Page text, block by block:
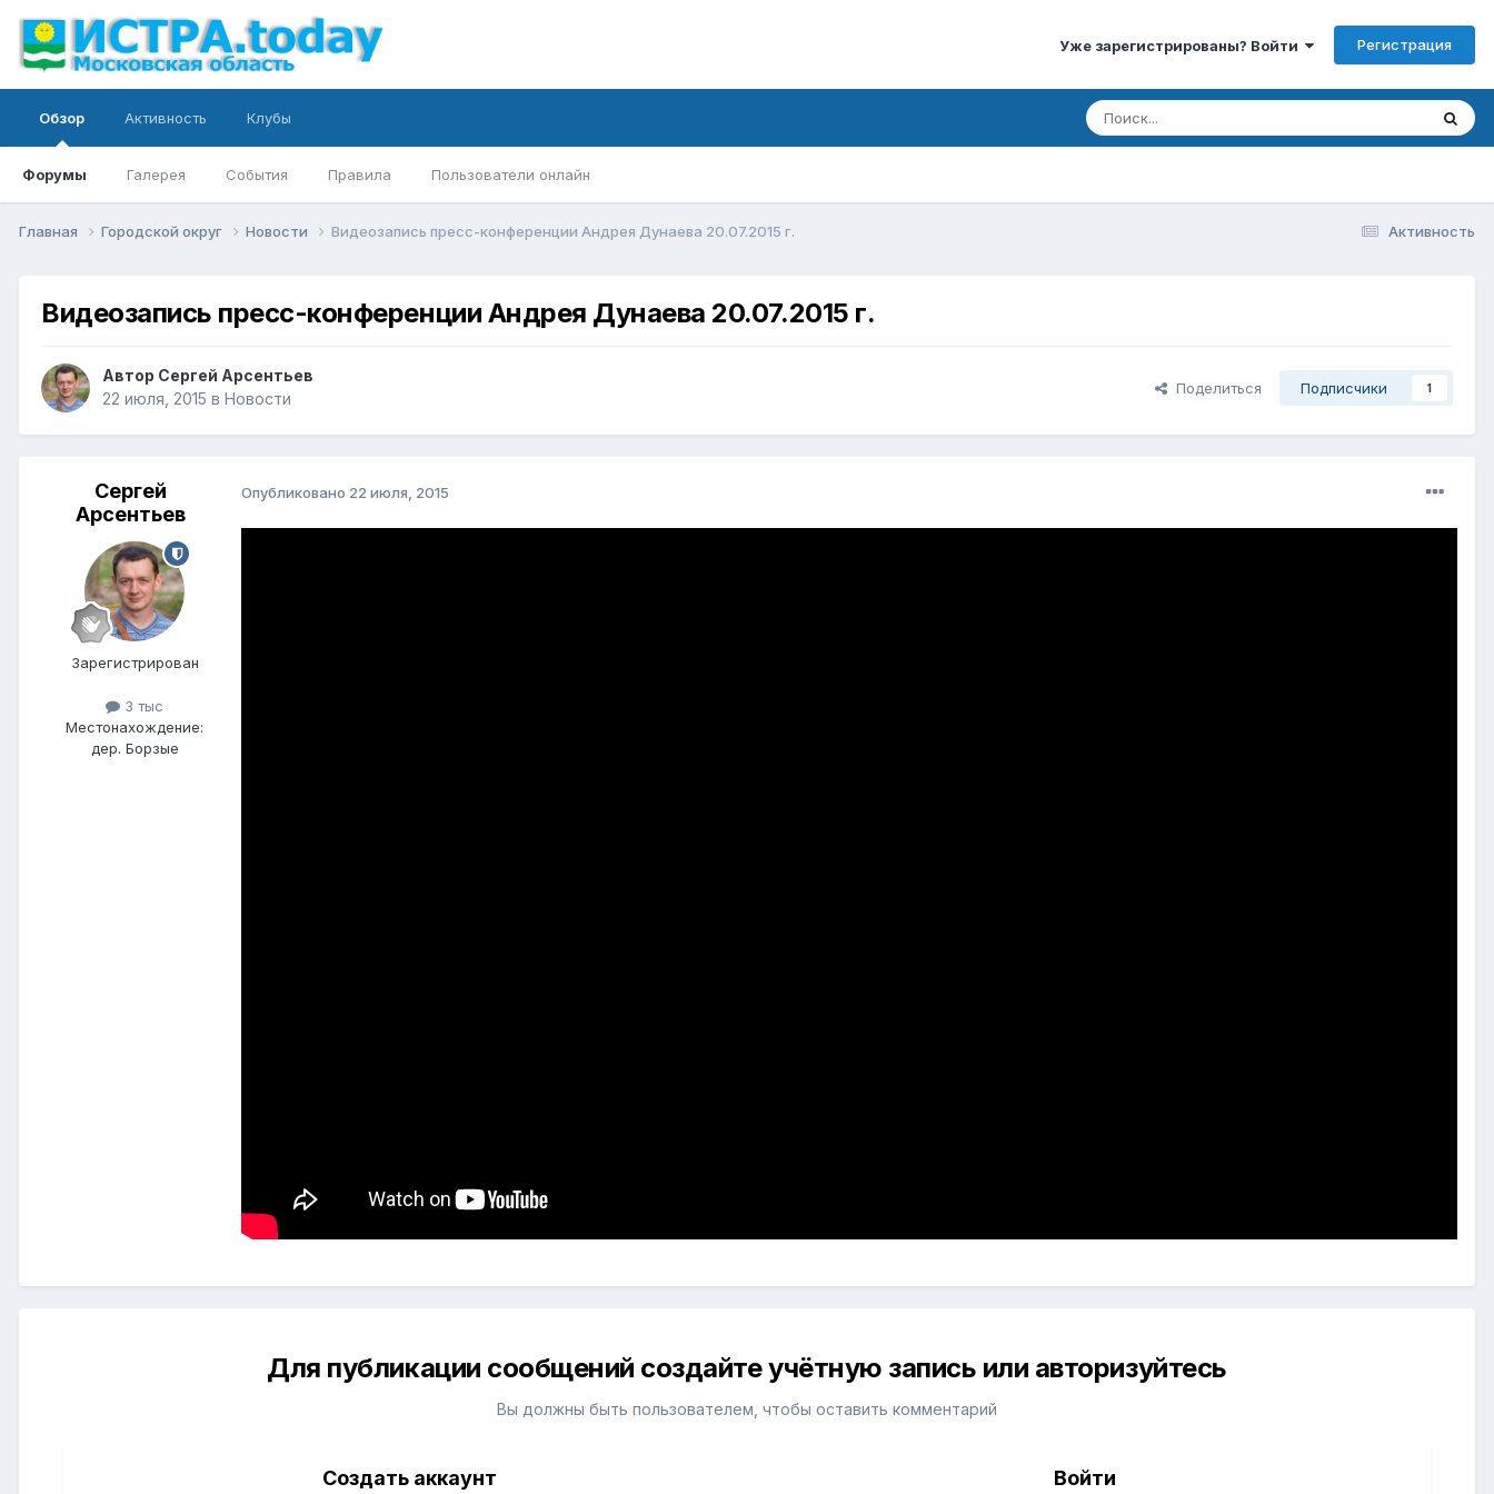
Уже зарегистрированы? Войти Регистрация
Обзор
Форумы Галерея События Правила Пользователи онлайн
Активность Клубы
Активность
Главная Городской округ Новости Видеозапись пресс-конференции Андрея Дунаева 20.07.2015 г.
Видеозапись пресс-конференции Андрея Дунаева 20.07.2015 г.
Автор Сергей Арсентьев
22 июля, 2015 в Новости
Поделиться Подписчики 1
Сергей
Арсентьев
Зарегистрирован
3 тыс
Местонахождение:
дер. Борзые
Опубликовано 22 июля, 2015
Для публикации сообщений создайте учётную запись или авторизуйтесь
Вы должны быть пользователем, чтобы оставить комментарий
Создать аккаунт Войти